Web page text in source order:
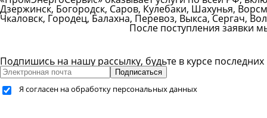
Дзержинск, Богородск, Саров, Кулебаки, Шахунья,
Чкаловск, Городец, Балахна, Перевоз, Выкса, Сергач,
После поступления заявки
Подпишись на нашу рассылку, будьте в курсе
Подписаться
Я согласен на обработку персональных данных